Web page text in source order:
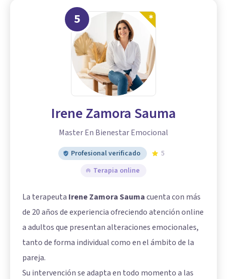
5
Irene Zamora Sauma
Master En Bienestar Emocional
Profesional verificado
5
Terapia online
La terapeuta Irene Zamora Saumacuenta con más
de 20 años de experiencia ofreciendo atención online
a adultos que presentan alteraciones emocionales,
tanto de forma individual como en el ámbito de la
pareja.
Su intervención se adapta en todo momento a las